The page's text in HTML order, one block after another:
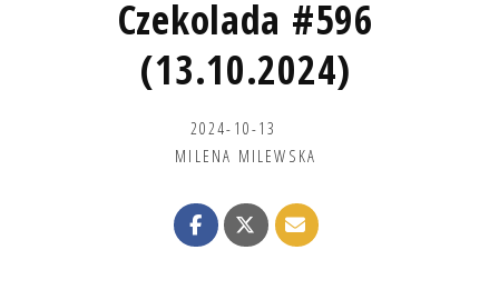
Czekolada #596
(13.10.2024)
2024-10-13
MILENA MILEWSKA